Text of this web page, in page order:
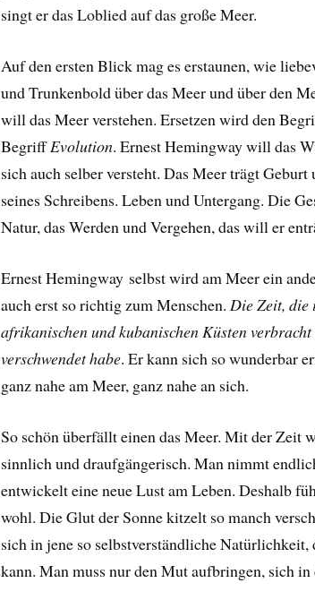
singt er das Loblied auf das große Meer.
Auf den ersten Blick mag es erstaunen, wie
und Trunkenbold über das Meer und über den
will das Meer verstehen. Ersetzen wird den
BegriffEvolution. Ernest Hemingway will das
sich auch selber versteht. Das Meer trägt
seines Schreibens. Leben und Untergang. Die
Natur, das Werden und Vergehen, das will er
Ernest Hemingway selbst wird am Meer ein
auch erst so richtig zum Menschen.Die Zeit, die
afrikanischen und kubanischen Küsten
verschwendet habe. Erkann sich so wunderbar
ganz nahe am Meer, ganz nahe an sich.
So schön überfällt einen das Meer. Mit der Zeit
sinnlich und draufgängerisch. Man nimmt
entwickelt eine neue Lust am Leben. Deshalb
wohl. Die Glut der Sonne kitzelt so manch
sich in jene so selbstverständliche
kann. Man muss nur den Mut aufbringen, sich